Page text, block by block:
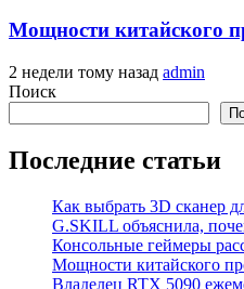
Мощности китайского
2 недели тому назад admin
Поиск
Последние статьи
Как выбрать 3D сканер
G.SKILL объяснила,
Консольные геймеры
Мощности китайского
Владелец RTX 5090